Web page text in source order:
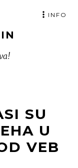
INFO
SU
U
VEB